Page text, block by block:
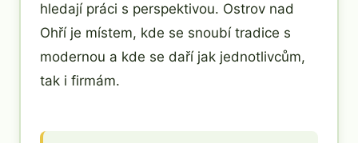
hledají práci s perspektivou. Ostrov nad
Ohří je místem, kde se snoubí tradice s
modernou a kde se daří jak jednotlivcům,
tak i firmám.